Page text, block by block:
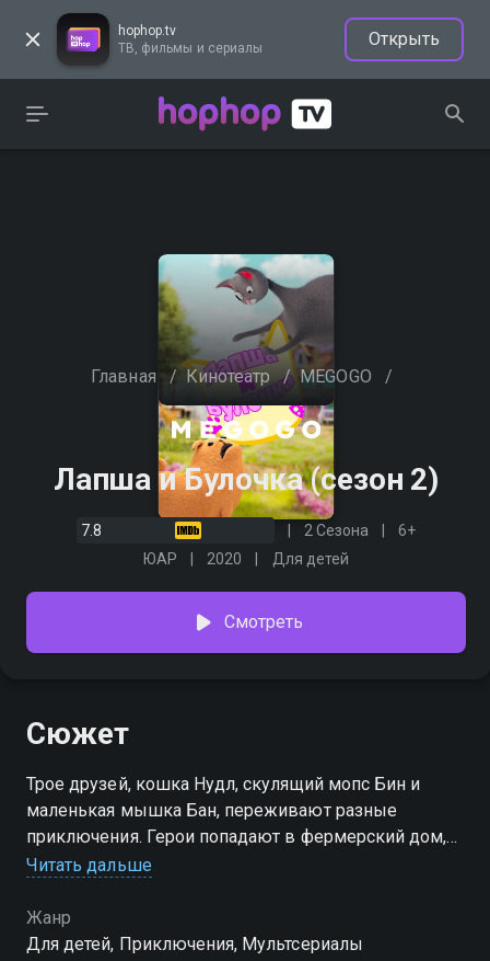
hophop.tv
ТВ, фильмы и сериалы
Открыть
Главная / Кинотеатр / MEGOGO /
Лапша и Булочка (сезон 2)
7.8 2 Сезона
6+
ЮАР
2020 Для детей
Смотреть
Сюжет
Трое друзей, кошка Нудл, скулящий мопс Бин и
маленькая мышка Бан, переживают разные
приключения. Герои попадают в фермерский дом,
где есть много интересных тайных помещений и
персонажей, с которыми они постепенно
разгадывают тайны фермы.
Читать дальше
Жанр
Для детей, Приключения, Мультсериалы